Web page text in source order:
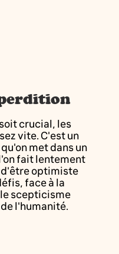
crucial, les
vite. C'est un
met dans un
fait lentement
optimiste
face à la
scepticisme
l'humanité.